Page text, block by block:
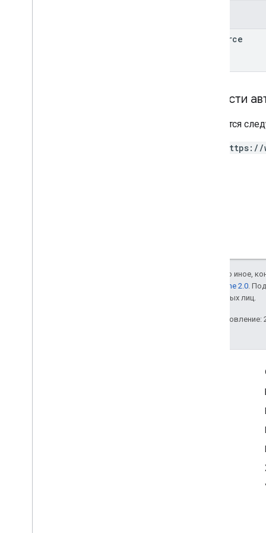
resource
Области
Требуется
https://
Если не указано иное,
лицензии Apache 2.0 .
аффилированных лиц.
Последнее обновление: